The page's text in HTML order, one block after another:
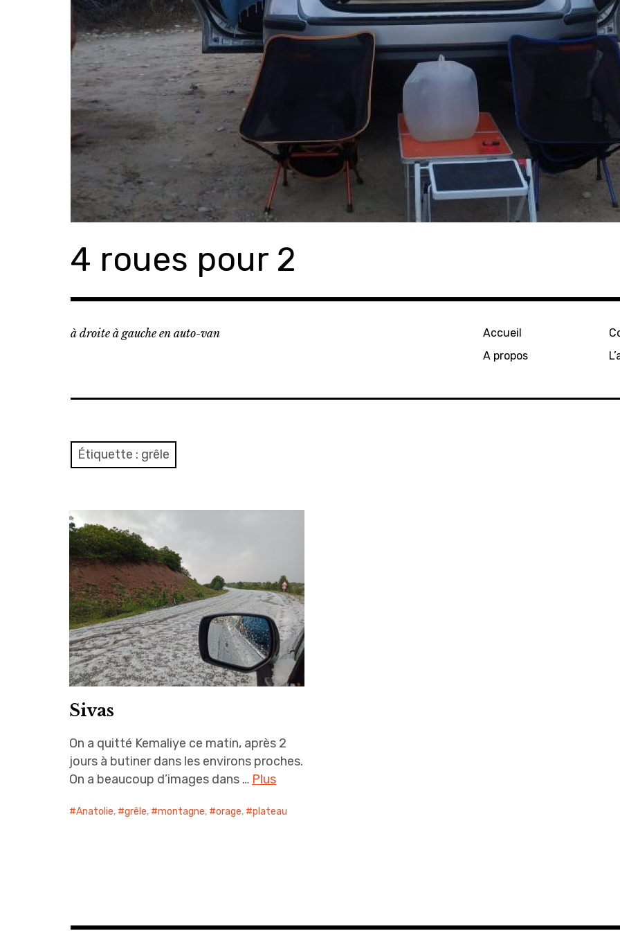
4 roues pour 2
à droite à gauche en auto-van
Accueil
A propos
Étiquette : grêle
Sivas
On a quitté Kemaliye ce matin, après 2
jours à butiner dans les environs proches.
On a beaucoup d’images dans … Plus
Anatolie, grêle, montagne, orage, plateau